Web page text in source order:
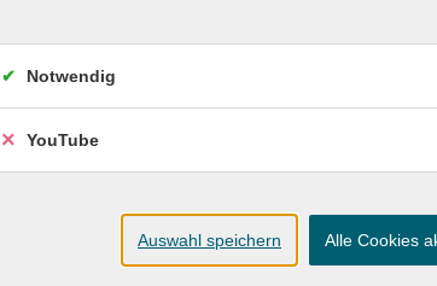
Notwendig
YouTube
Auswahl speichern Alle Cookies